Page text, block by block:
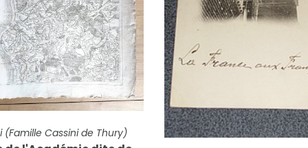
FICHE COMPLÈTE
Blaeu - Borgonio
Bonneville - Theatrum
Sabaudiae
260,00 €